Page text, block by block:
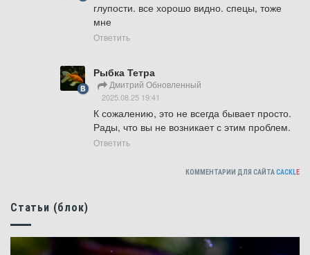
глупости. все хорошо видно. спецы, тоже
мне
Ответить
Рыбка Тетра
Дмитрий Обновленный
2025.08.25 19:41
К сожалению, это не всегда бывает просто.
Рады, что вы не возникает с этим проблем.
Ответить
КОММЕНТАРИИ ДЛЯ САЙТАCACKLE
Статьи (блок)